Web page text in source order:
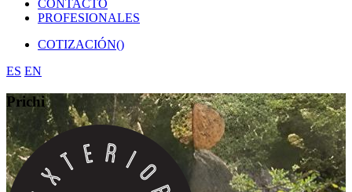
CONTACTO
PROFESIONALES
COTIZACIÓN()
ES EN
Prichi